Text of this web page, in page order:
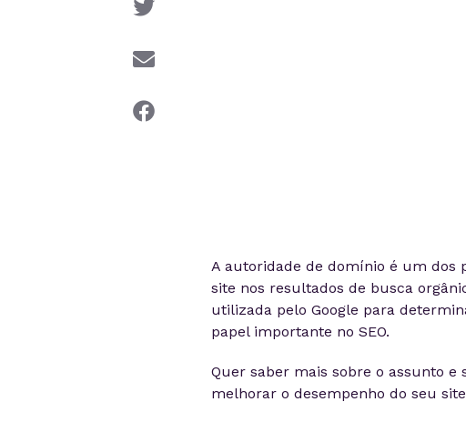
A autoridade de domínio é um dos
site nos resultados de busca
utilizada pelo Google para
papel importante no SEO.
Quer saber mais sobre o assunto
melhorar o desempenho do seu